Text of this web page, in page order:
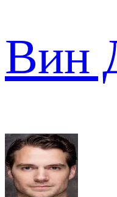
Вин